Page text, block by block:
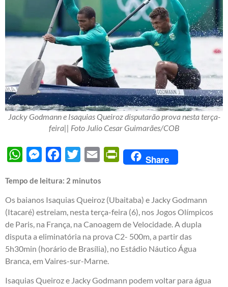
Jacky Godmann e Isaquias Queiroz disputarão prova nesta terça-
feira|| Foto Julio Cesar Guimarães/COB
WhatsAppMessengerFacebook
Twitter Email PrintFriendly
Share
Tempo de leitura: 2 minutos
Os baianos Isaquias Queiroz (Ubaitaba) e Jacky Godmann
(Itacaré) estreiam, nesta terça-feira (6), nos Jogos Olímpicos
de Paris, na França, na Canoagem de Velocidade. A dupla
disputa a eliminatória na prova C2- 500m, a partir das
5h30min (horário de Brasília), no Estádio Náutico Água
Branca, em Vaires-sur-Marne.
Isaquias Queiroz e Jacky Godmann podem voltar para água